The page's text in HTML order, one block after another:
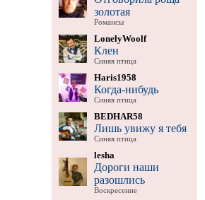
золотая
Романсы
LonelyWoolf
Клен
Синяя птица
Haris1958
Когда-нибудь
Синяя птица
BEDHAR58
Лишь увижу я тебя
Синяя птица
lesha
Дороги наши
разошлись
Воскресение